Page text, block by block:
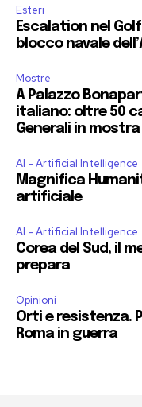
Esteri
Escalation nel
blocco navale
Mostre
A Palazzo
italiano: oltre 50
Generali in mostra
AI - Artificial Intelligence
Magnifica
artificiale
AI - Artificial Intelligence
Corea del Sud, il
prepara
Opinioni
Orti e resistenza.
Roma in guerra